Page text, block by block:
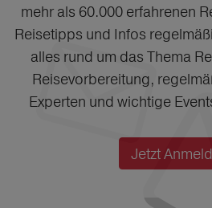
mehr als 60.000 erfahrenen
Reisetipps und Infos
alles rund um das Thema
Reisevorbereitung,
Experten und wichtige
Jetzt